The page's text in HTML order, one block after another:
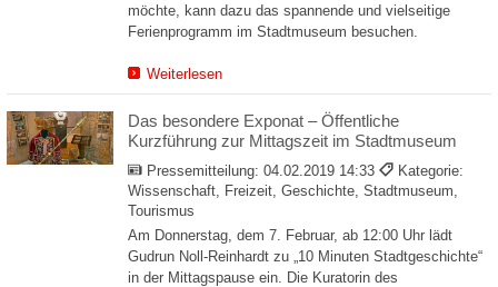
möchte, kann dazu das spannende und vielseitige
Ferienprogramm im Stadtmuseum besuchen.
Weiterlesen
Das besondere Exponat – Öffentliche
Kurzführung zur Mittagszeit im Stadtmuseum
Pressemitteilung: 04.02.2019 14:33
Kategorie:
Wissenschaft, Freizeit, Geschichte, Stadtmuseum,
Tourismus
Am Donnerstag, dem 7. Februar, ab 12:00 Uhr lädt
Gudrun Noll-Reinhardt zu „10 Minuten Stadtgeschichte“
in der Mittagspause ein. Die Kuratorin des